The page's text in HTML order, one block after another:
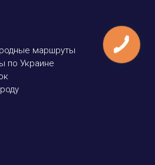
маршруты
по Украине